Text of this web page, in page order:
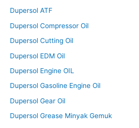
Dupersol ATF
Dupersol Compressor Oil
Dupersol Cutting Oil
Dupersol EDM Oil
Dupersol Engine OIL
Dupersol Gasoline Engine Oil
Dupersol Gear Oil
Dupersol Grease Minyak Gemuk